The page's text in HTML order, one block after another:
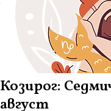
Козирог:
август